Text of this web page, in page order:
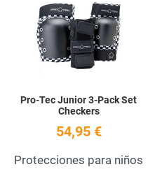
Pro-Tec Junior 3-Pack Set
Checkers
54,95 €
Protecciones para niños